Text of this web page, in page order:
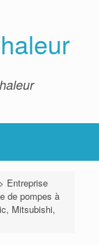
Entreprise
de pompes à
Mitsubishi,